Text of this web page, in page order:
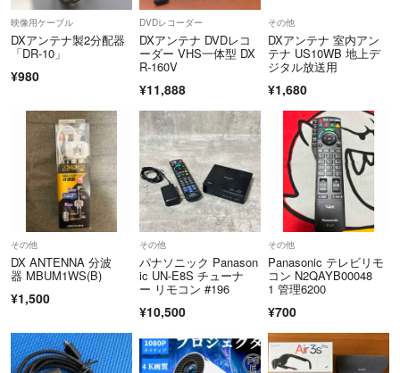
映像用ケーブル
DXアンテナ製2分配器
「DR-10」
¥980
DVDレコーダー
DXアンテナ DVDレコ
ーダー VHS一体型 DX
R-160V
¥11,888
その他
DXアンテナ 室内アン
テナ US10WB 地上デ
ジタル放送用
¥1,680
その他
DX ANTENNA 分波
器 MBUM1WS(B)
¥1,500
その他
パナソニック Panason
ic UN-E8S チューナ
ー リモコン #196
¥10,500
その他
Panasonic テレビリモ
コン N2QAYB00048
1 管理6200
¥700